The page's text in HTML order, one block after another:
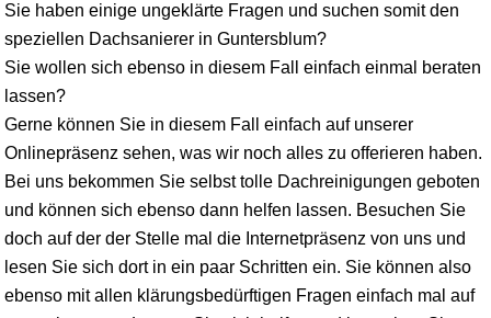
Sie haben einige ungeklärte Fragen und suchen somit den
speziellen Dachsanierer in Guntersblum?
Sie wollen sich ebenso in diesem Fall einfach einmal beraten
lassen?
Gerne können Sie in diesem Fall einfach auf unserer
Onlinepräsenz sehen, was wir noch alles zu offerieren haben.
Bei uns bekommen Sie selbst tolle Dachreinigungen geboten
und können sich ebenso dann helfen lassen. Besuchen Sie
doch auf der der Stelle mal die Internetpräsenz von uns und
lesen Sie sich dort in ein paar Schritten ein. Sie können also
ebenso mit allen klärungsbedürftigen Fragen einfach mal auf